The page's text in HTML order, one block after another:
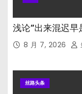
浅论“出来混迟早
8 月 7, 2026
丝路头条